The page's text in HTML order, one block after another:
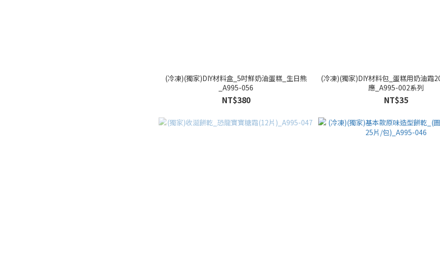
(冷凍)(獨家)DIY材料盒_5吋鮮奶油蛋糕_生日熊
_A995-056
NT$380
(冷凍)(獨家)DIY材料包_蛋糕用奶油霜
應_A995-002系列
NT$35